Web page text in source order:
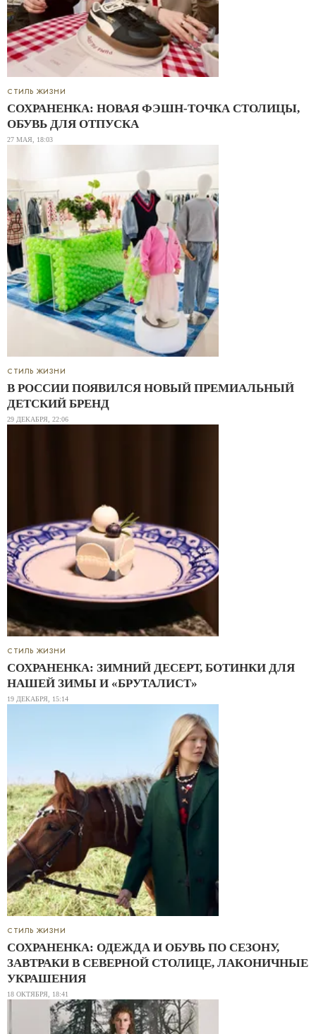
СТИЛЬ ЖИЗНИ
СОХРАНЕНКА: НОВАЯ ФЭШН-ТОЧКА СТОЛИЦЫ,
ОБУВЬ ДЛЯ ОТПУСКА
27 МАЯ, 18:03
СТИЛЬ ЖИЗНИ
В РОССИИ ПОЯВИЛСЯ НОВЫЙ ПРЕМИАЛЬНЫЙ
ДЕТСКИЙ БРЕНД
29 ДЕКАБРЯ, 22:06
СТИЛЬ ЖИЗНИ
СОХРАНЕНКА: ЗИМНИЙ ДЕСЕРТ, БОТИНКИ ДЛЯ
НАШЕЙ ЗИМЫ И «БРУТАЛИСТ»
19 ДЕКАБРЯ, 15:14
СТИЛЬ ЖИЗНИ
CОХРАНЕНКА: ОДЕЖДА И ОБУВЬ ПО СЕЗОНУ,
ЗАВТРАКИ В СЕВЕРНОЙ СТОЛИЦЕ, ЛАКОНИЧНЫЕ
УКРАШЕНИЯ
18 ОКТЯБРЯ, 18:41